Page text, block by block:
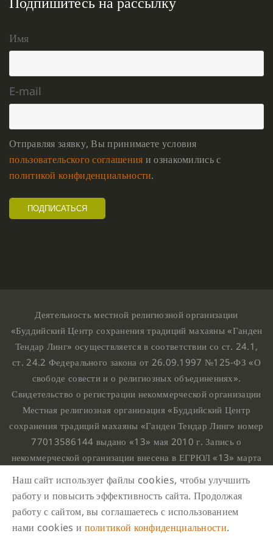
Имя
E-mail
Отправляя заявку, Вы принимаете условия
пользовательского соглашения и ознакомились с
политикой конфиденциальности.
Деятельность местной религиозной организации
«Буддийский Центр сохранения традиций махаяны «Ганден
Тендар Линг» осуществляется в соответствии со ст. 24.1,
ст. 24.2 Федерального закона от 26.09.1997 №125-ФЗ «О
свободе совести и о религиозных объединениях».
Свидетельство о регистрации некоммерческой организации
Местная религиозная организация «Буддийский Центр
сохранения традиций махаяны «Ганден Тендар Линг» номер
77013586144 выдано «13» мая 2010 г. Запись о
некоммерческой организации внесена в ЕГРЮЛ «13» марта
номером 1107799015708.
Ганден Тендар Линг © 2020 Все права защищены
Наш адрес : г. Москва, Нахимовский проспект, 32. Этаж
10, каб.1023,
Наш сайт использует файлы cookies, чтобы улучшить
работу и повысить эффективность сайта. Продолжая
работу с сайтом, вы соглашаетесь с использованием
нами cookies и политикой конфиденциальности.